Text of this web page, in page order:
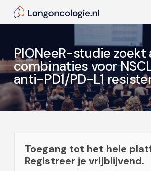
PIONeeR-studie zoekt
combinaties voor
anti-PD1/PD-L1
Toegang tot het hele
Registreer je vrijblijvend.